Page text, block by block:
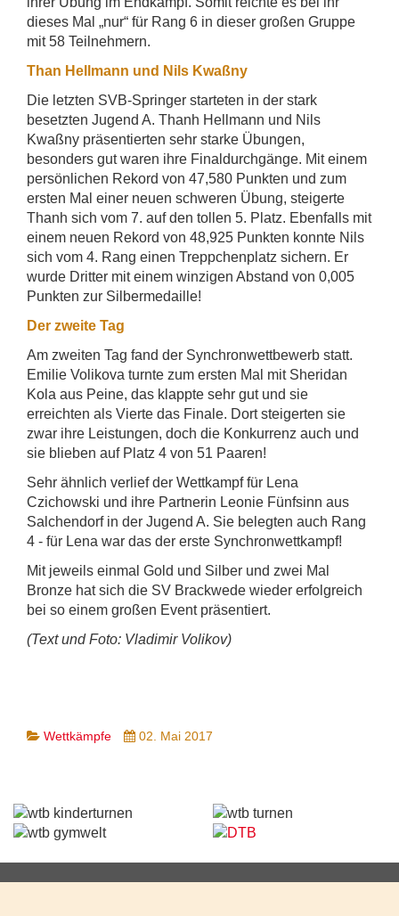
dieses Mal „nur“ für Rang 6 in dieser großen Gruppe
mit 58 Teilnehmern.
Than Hellmann und Nils Kwaßny
Die letzten SVB-Springer starteten in der stark
besetzten Jugend A. Thanh Hellmann und Nils
Kwaßny präsentierten sehr starke Übungen,
besonders gut waren ihre Finaldurchgänge. Mit einem
persönlichen Rekord von 47,580 Punkten und zum
ersten Mal einer neuen schweren Übung, steigerte
Thanh sich vom 7. auf den tollen 5. Platz. Ebenfalls mit
einem neuen Rekord von 48,925 Punkten konnte Nils
sich vom 4. Rang einen Treppchenplatz sichern. Er
wurde Dritter mit einem winzigen Abstand von 0,005
Punkten zur Silbermedaille!
Der zweite Tag
Am zweiten Tag fand der Synchronwettbewerb statt.
Emilie Volikova turnte zum ersten Mal mit Sheridan
Kola aus Peine, das klappte sehr gut und sie
erreichten als Vierte das Finale. Dort steigerten sie
zwar ihre Leistungen, doch die Konkurrenz auch und
sie blieben auf Platz 4 von 51 Paaren!
Sehr ähnlich verlief der Wettkampf für Lena
Czichowski und ihre Partnerin Leonie Fünfsinn aus
Salchendorf in der Jugend A. Sie belegten auch Rang
4 - für Lena war das der erste Synchronwettkampf!
Mit jeweils einmal Gold und Silber und zwei Mal
Bronze hat sich die SV Brackwede wieder erfolgreich
bei so einem großen Event präsentiert.
(Text und Foto: Vladimir Volikov)
Wettkämpfe 02. Mai 2017